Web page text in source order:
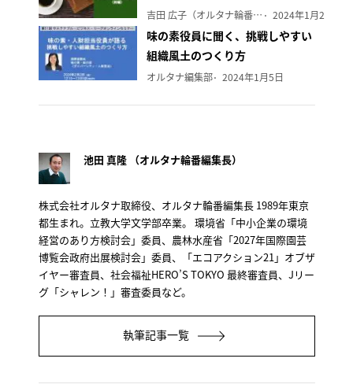
吉田 広子（オルタナ輪番編集長） 2024年1月29日
味の素役員に聞く、挑戦しやすい
組織風土のつくり方
オルタナ編集部 2024年1月5日
池田 真隆 （オルタナ輪番編集長）
株式会社オルタナ取締役、オルタナ輪番編集長 1989年東京
都生まれ。立教大学文学部卒業。 環境省「中小企業の環境
経営のあり方検討会」委員、農林水産省「2027年国際園芸
博覧会政府出展検討会」委員、「エコアクション21」オブザ
イヤー審査員、社会福祉HERO’S TOKYO 最終審査員、Jリー
グ「シャレン！」審査委員など。
執筆記事一覧